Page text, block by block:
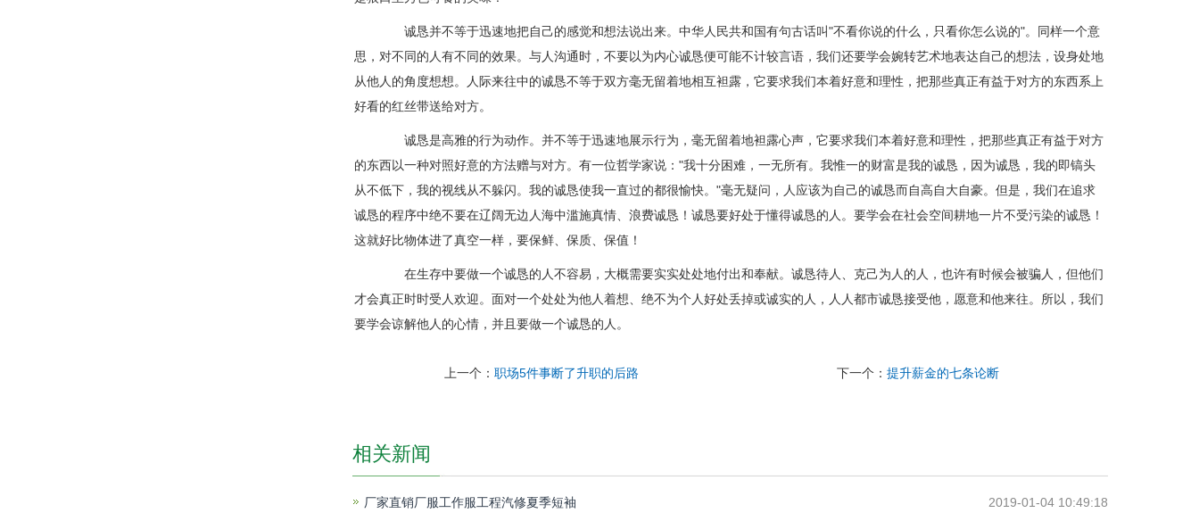
诚恳并不等于迅速地把自己的感觉和想法说出来。中华人民共和国有句古话叫"不看你说的什么，只看你怎么说的"。同样一个意
思，对不同的人有不同的效果。与人沟通时，不要以为内心诚恳便可能不计较言语，我们还要学会婉转艺术地表达自己的想法，设身处地
从他人的角度想想。人际来往中的诚恳不等于双方毫无留着地相互袒露，它要求我们本着好意和理性，把那些真正有益于对方的东西系上
好看的红丝带送给对方。
诚恳是高雅的行为动作。并不等于迅速地展示行为，毫无留着地袒露心声，它要求我们本着好意和理性，把那些真正有益于对方
的东西以一种对照好意的方法赠与对方。有一位哲学家说："我十分困难，一无所有。我惟一的财富是我的诚恳，因为诚恳，我的即镐头
从不低下，我的视线从不躲闪。我的诚恳使我一直过的都很愉快。"毫无疑问，人应该为自己的诚恳而自高自大自豪。但是，我们在追求
诚恳的程序中绝不要在辽阔无边人海中滥施真情、浪费诚恳！诚恳要好处于懂得诚恳的人。要学会在社会空间耕地一片不受污染的诚恳！
这就好比物体进了真空一样，要保鲜、保质、保值！
在生存中要做一个诚恳的人不容易，大概需要实实处处地付出和奉献。诚恳待人、克己为人的人，也许有时候会被骗人，但他们
才会真正时时受人欢迎。面对一个处处为他人着想、绝不为个人好处丢掉或诚实的人，人人都市诚恳接受他，愿意和他来往。所以，我们
要学会谅解他人的心情，并且要做一个诚恳的人。
上一个：职场5件事断了升职的后路 下一个：提升薪金的七条论断
相关新闻
2019-01-04 10:49:18
厂家直销厂服工作服工程汽修夏季短袖